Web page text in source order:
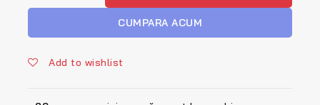
Dualshock
v2
CUMPARA ACUM
Add to wishlist